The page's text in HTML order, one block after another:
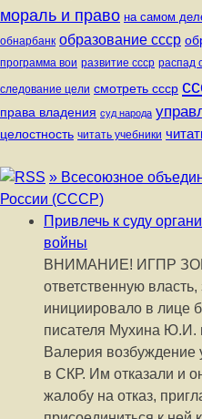
мораль и право на самом
обнарбанк образование ссср
программа вои развитие ссср распад
следование цели смотреть ссср
права владения суд народа
целостность читать учебники
» Всесоюзное
России (СССР)
Привлечь к суду
войны
ВНИМАНИЕ! ИГПР
ответственную
инициировало в лице
писателя Мухина Ю.И.
Валерия возбуждение
в СКР. Им отказали и
жалобу на отказ,